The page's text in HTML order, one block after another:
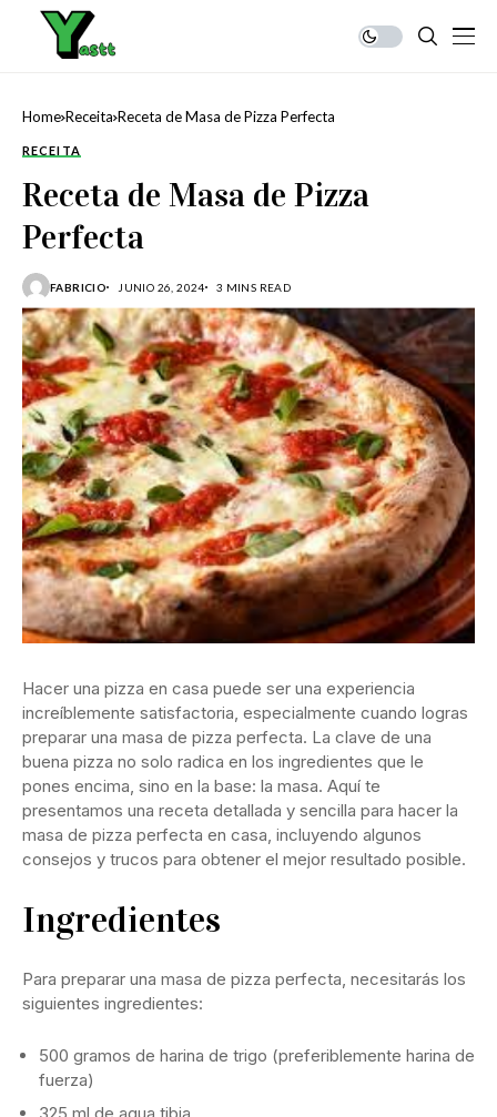
Home Receita Receta de Masa de Pizza Perfecta
RECEITA
Receta de Masa de Pizza
Perfecta
FABRICIO JUNIO 26, 2024 3 MINS READ
Hacer una pizza en casa puede ser una experiencia
increíblemente satisfactoria, especialmente cuando logras
preparar una masa de pizza perfecta. La clave de una
buena pizza no solo radica en los ingredientes que le
pones encima, sino en la base: la masa. Aquí te
presentamos una receta detallada y sencilla para hacer la
masa de pizza perfecta en casa, incluyendo algunos
consejos y trucos para obtener el mejor resultado posible.
Ingredientes
Para preparar una masa de pizza perfecta, necesitarás los
siguientes ingredientes:
500 gramos de harina de trigo (preferiblemente harina de
fuerza)
325 ml de agua tibia